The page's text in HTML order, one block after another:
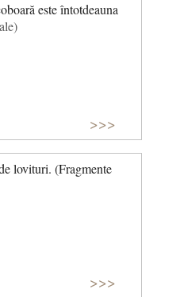
cine a clădit Căscioara
atât de bine Ca
este întotdeauna
>>>
lovituri. (Fragmente
>>>